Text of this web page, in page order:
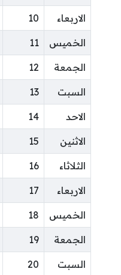
الاربعاء 10
الخميس 11
الجمعة 12
السبت 13
الاحد 14
الاثنين 15
الثلاثاء 16
الاربعاء 17
الخميس 18
الجمعة 19
السبت 20